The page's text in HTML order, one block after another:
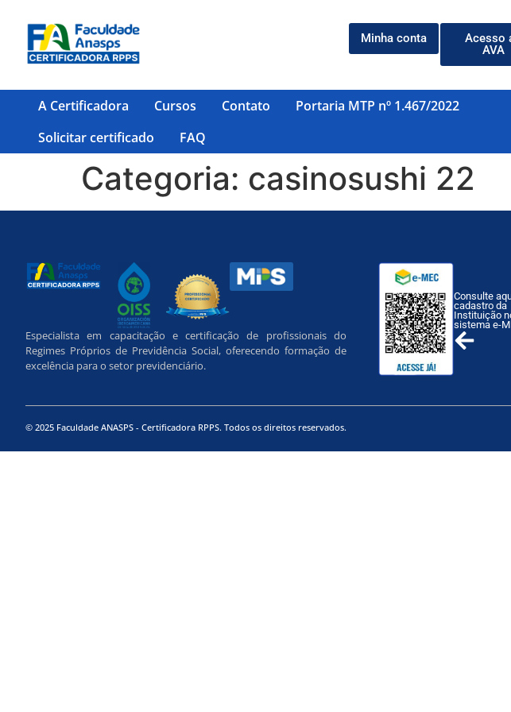
Minha conta
Acesso
AVA
A Certificadora Cursos Contato
Portaria MTP nº 1.467/2022
Solicitar certificado
FAQ
Categoria: casinosushi 22
Especialista em capacitação e certificação de profissionais do
Regimes Próprios de Previdência Social, oferecendo formação de
excelência para o setor previdenciário.
Consulte
cadastro da
Instituição
sistema e-
© 2025 Faculdade ANASPS - Certificadora RPPS. Todos os direitos reservados.